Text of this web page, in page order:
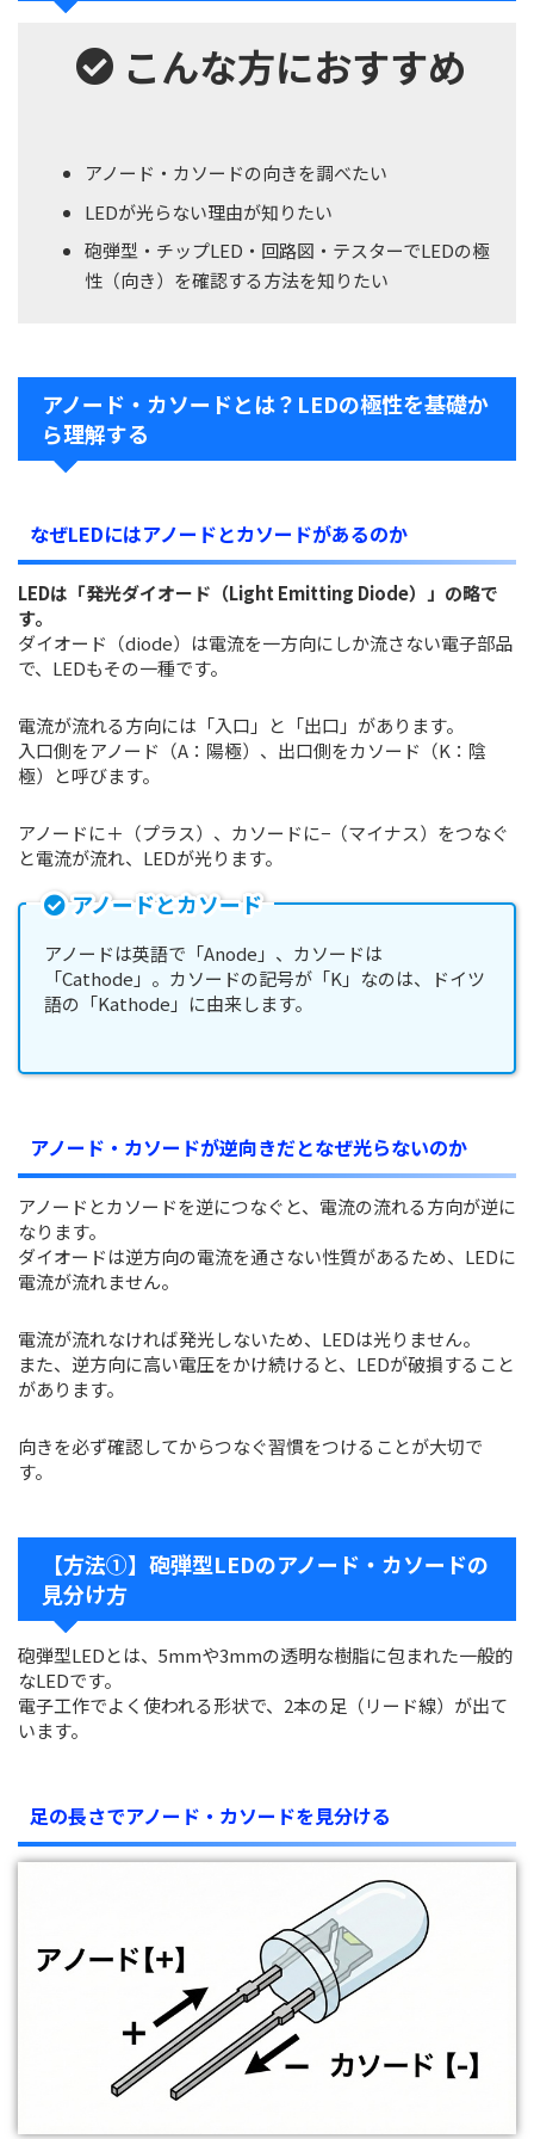
こんな方におすすめ
アノード・カソードの向きを調べたい
LEDが光らない理由が知りたい
砲弾型・チップLED・回路図・テスターでLEDの極
性（向き）を確認する方法を知りたい
アノード・カソードとは？LEDの極性を基礎か
ら理解する
なぜLEDにはアノードとカソードがあるのか
LEDは「発光ダイオード（Light Emitting Diode）」の略で
す。
ダイオード（diode）は電流を一方向にしか流さない電子部品
で、LEDもその一種です。
電流が流れる方向には「入口」と「出口」があります。
入口側をアノード（A：陽極）、出口側をカソード（K：陰
極）と呼びます。
アノードに＋（プラス）、カソードに−（マイナス）をつなぐ
と電流が流れ、LEDが光ります。
アノードとカソード
アノードは英語で「Anode」、カソードは
「Cathode」。カソードの記号が「K」なのは、ドイツ
語の「Kathode」に由来します。
アノード・カソードが逆向きだとなぜ光らないのか
アノードとカソードを逆につなぐと、電流の流れる方向が逆に
なります。
ダイオードは逆方向の電流を通さない性質があるため、LEDに
電流が流れません。
電流が流れなければ発光しないため、LEDは光りません。
また、逆方向に高い電圧をかけ続けると、LEDが破損すること
があります。
向きを必ず確認してからつなぐ習慣をつけることが大切で
す。
【方法①】砲弾型LEDのアノード・カソードの
見分け方
砲弾型LEDとは、5mmや3mmの透明な樹脂に包まれた一般的
なLEDです。
電子工作でよく使われる形状で、2本の足（リード線）が出て
います。
足の長さでアノード・カソードを見分ける